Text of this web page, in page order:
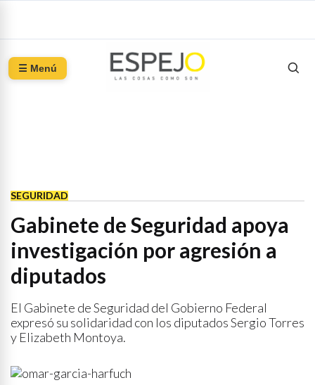
☰ Menú
SEGURIDAD
Gabinete de Seguridad apoya
investigación por agresión a
diputados
El Gabinete de Seguridad del Gobierno Federal
expresó su solidaridad con los diputados Sergio Torres
y Elizabeth Montoya.